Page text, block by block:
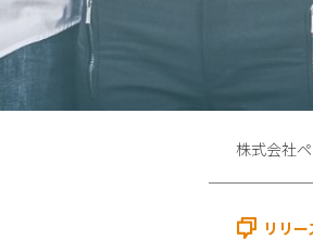
株式会社
リリー